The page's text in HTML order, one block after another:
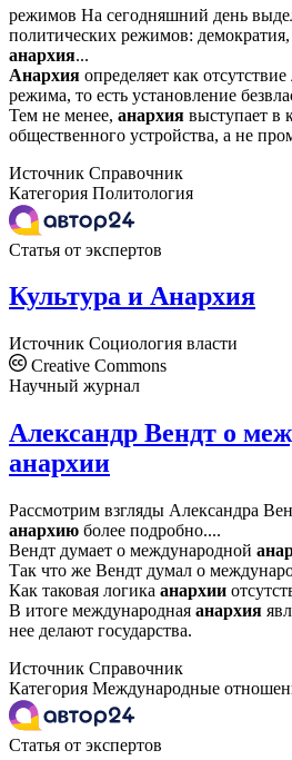
режимов На сегодняшний день
политических режимов:
анархия...
Анархия определяет как
режима, то есть установление
Тем не менее, анархия выступает в
общественного устройства, а не
Источник Справочник
Категория Политология
Статья от экспертов
Культура и Анархия
Источник Социология власти
Creative Commons
Научный журнал
Александр Вендт о
анархии
Рассмотрим взгляды Александра
анархию более подробно....
Вендт думает о международной
Так что же Вендт думал о
Как таковая логика анархии
В итоге международная анархия
нее делают государства.
Источник Справочник
Категория Международные
Статья от экспертов